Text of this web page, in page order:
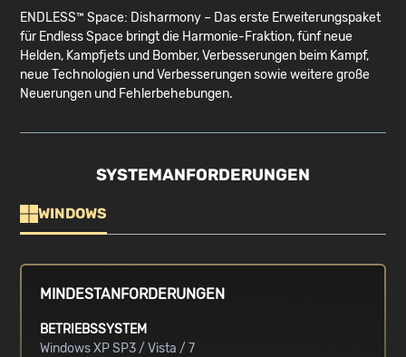
ENDLESS™ Space: Disharmony – Das erste Erweiterungspaket
für Endless Space bringt die Harmonie-Fraktion, fünf neue
Helden, Kampfjets und Bomber, Verbesserungen beim Kampf,
neue Technologien und Verbesserungen sowie weitere große
Neuerungen und Fehlerbehebungen.
SYSTEMANFORDERUNGEN
WINDOWS
MINDESTANFORDERUNGEN
BETRIEBSSYSTEM
Windows XP SP3 / Vista / 7